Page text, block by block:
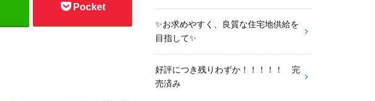
Pocket
✨お求めやすく、良質な住宅地供給を
目指して✨
好評につき残りわずか！！！！！ 完
売済み